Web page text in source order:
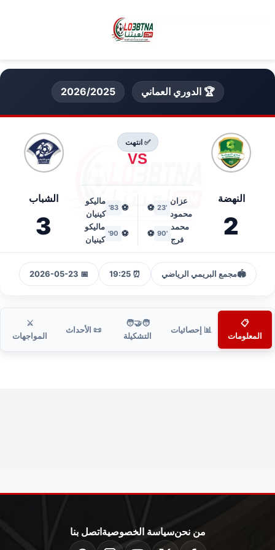
🏆 الدوري العماني 2026/2025
النهضة
2
✅ انتهت
VS
عزان
محمود
'23
⚽
محمد
فرج
'90
⚽
⚽
83'
ماليكو
كينيان
⚽
90'
ماليكو
كينيان
الشباب
3
🏟️مجمع البريمي الرياضي ⏰ 19:25
📅 2026-05-23
📋
المعلومات
📊 إحصائيات
🧑‍🤝‍🧑
التشكيلة
📜 الأحداث
⚔️
المواجهات
من نحنسياسة الخصوصية اتصل بنا